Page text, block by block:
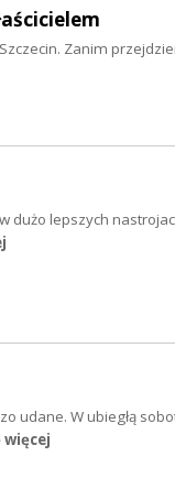
Zanim
dużo lepszych
udane. W ubiegłą
więcej